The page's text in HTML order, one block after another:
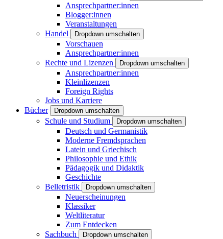
Ansprechpartner:innen
Blogger:innen
Veranstaltungen
Handel
Dropdown umschalten
Vorschauen
Ansprechpartner:innen
Rechte und Lizenzen
Dropdown umschalten
Ansprechpartner:innen
Kleinlizenzen
Foreign Rights
Jobs und Karriere
Bücher
Dropdown umschalten
Schule und Studium Dropdown umschalten
Deutsch und Germanistik
Moderne Fremdsprachen
Latein und Griechisch
Philosophie und Ethik
Pädagogik und Didaktik
Geschichte
Belletristik
Dropdown umschalten
Neuerscheinungen
Klassiker
Weltliteratur
Zum Entdecken
Sachbuch
Dropdown umschalten